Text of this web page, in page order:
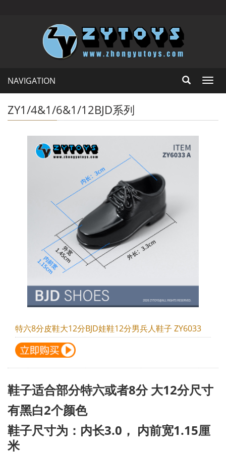
NAVIGATION
ZY1/4&1/6&1/12BJD系列
特六8分皮鞋大12分BJD娃鞋12分男兵人鞋子 ZY6033
鞋子适合部分特六或者8分 大12分尺寸
有黑白2个颜色
鞋子尺寸为：内长3.0， 内前宽1.15厘
米